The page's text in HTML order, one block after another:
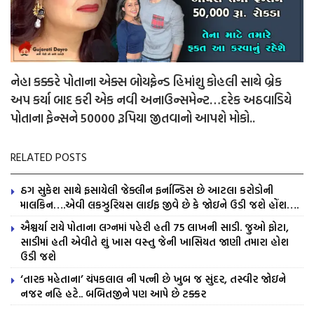
નેહા કક્કરે પોતાના એક્સ બોયફ્રેન્ડ હિમાંશુ કોહલી સાથે બ્રેક
અપ કર્યા બાદ કરી એક નવી અનાઉન્સમેન્ટ…દરેક અઠવાડિયે
પોતાના ફેન્સને 50000 રૂપિયા જીતવાનો આપશે મોકો..
RELATED POSTS
ઠગ સુકેશ સાથે ફસાયેલી જેક્લીન ફર્નાન્ડિસ છે આટલા કરોડોની
માલકિન….એવી લકઝુરિયસ લાઈફ જીવે છે કે જોઇને ઉડી જશે હોંશ….
ઐશ્વર્યા રાયે પોતાના લગ્નમાં પહેરી હતી 75 લાખની સાડી. જુઓ ફોટા,
સાડીમાં હતી એવીતે શું ખાસ વસ્તુ જેની ખાસિયત જાણી તમારા હોશ
ઉડી જશે
‘તારક મહેતાના’ ચંપકલાલ ની પત્ની છે ખુબ જ સુંદર, તસ્વીર જોઇને
નજર નહિ હટે.. બબિતજીને પણ આપે છે ટક્કર